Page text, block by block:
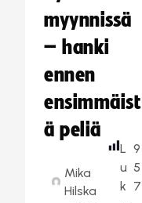
myynnissä
– hanki
ennen
ensimmäist
ä peliä
Mika
Hilska
L
u
k
9
5
7